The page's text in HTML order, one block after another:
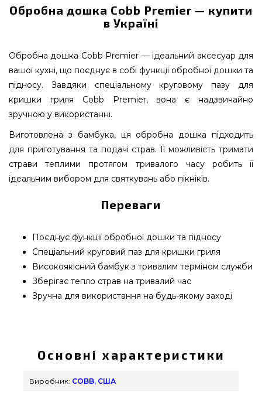
Обробна дошка Cobb Premier — купити
в Україні
Обробна дошка Cobb Premier — ідеальний аксесуар для
вашої кухні, що поєднує в собі функції обробної дошки та
підносу. Завдяки спеціальному круговому пазу для
кришки гриля Cobb Premier, вона є надзвичайно
зручною у використанні.
Виготовлена з бамбука, ця обробна дошка підходить
для приготування та подачі страв. Її можливість тримати
страви теплими протягом тривалого часу робить її
ідеальним вибором для святкувань або пікніків.
Переваги
Поєднує функції обробної дошки та підносу
Спеціальний круговий паз для кришки гриля
Високоякісний бамбук з тривалим терміном служби
Зберігає тепло страв на тривалий час
Зручна для використання на будь-якому заході
вигідною ціною всего 825 грн. в онлайн каталозі
грилів та барбекю grillpoint.com.ua Дивитесь і
замовляйте також Обробні дошки в онлайн
Основні характеристики
Виробник: COBB, США